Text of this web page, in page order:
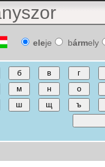
eleje bármely